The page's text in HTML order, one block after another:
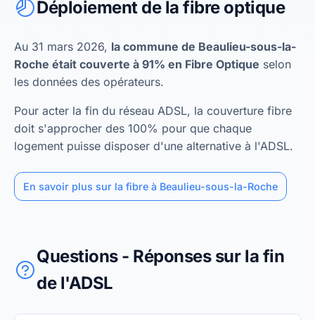
Déploiement de la fibre optique
Au 31 mars 2026, la commune de Beaulieu-sous-la-
Roche était couverte à 91% en Fibre Optique selon
les données des opérateurs.
Pour acter la fin du réseau ADSL, la couverture fibre
doit s'approcher des 100% pour que chaque
logement puisse disposer d'une alternative à l'ADSL.
En savoir plus sur la fibre à Beaulieu-sous-la-Roche
Questions - Réponses sur la fin
de l'ADSL